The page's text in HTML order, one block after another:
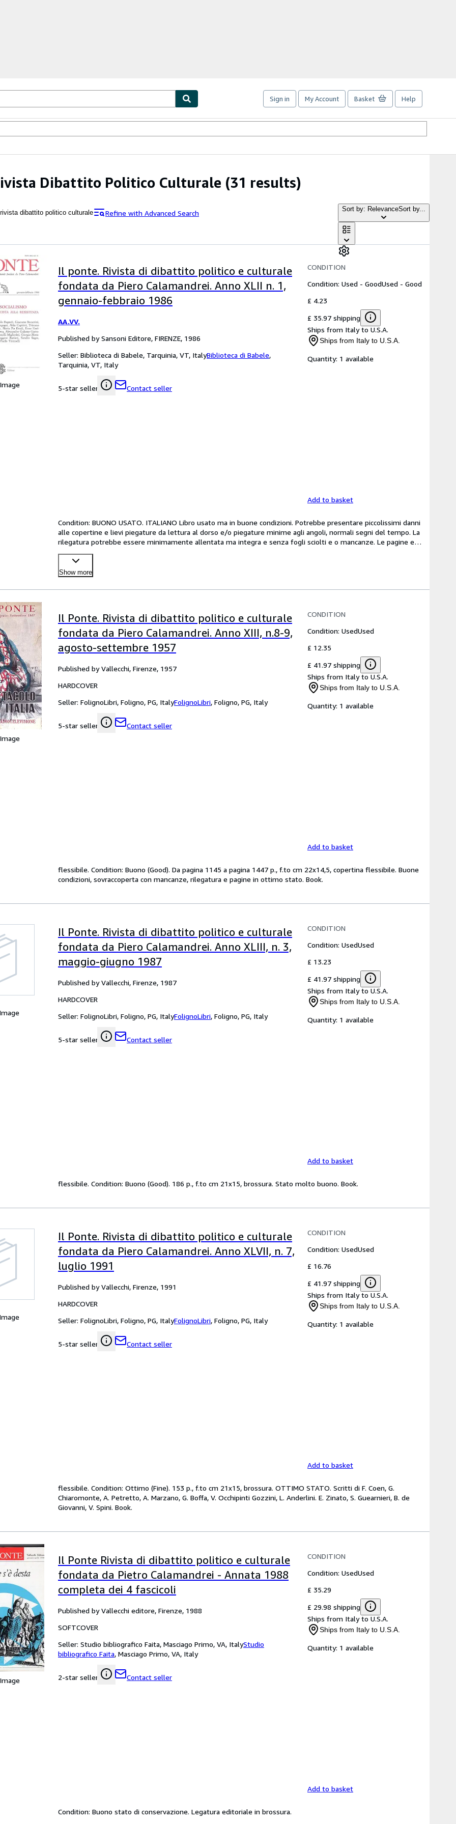
Sign in My Account Basket Help
Dibattito Politico Culturale (31 results)
dibattito politico culturale
Refine with Advanced Search
Sort by: RelevanceSort by...
Il ponte. Rivista di dibattito politico e culturale
fondata da Piero Calamandrei. Anno XLII n. 1,
gennaio-febbraio 1986
AA.VV.
Published by Sansoni Editore, FIRENZE, 1986
Seller: Biblioteca di Babele, Tarquinia, VT, ItalyBiblioteca di Babele,
Tarquinia, VT, Italy
5-star seller Contact seller
CONDITION
Condition: Used - GoodUsed - Good
£ 4.23
£ 35.97 shipping
Ships from Italy to U.S.A.
Ships from Italy to U.S.A.
Quantity: 1 available
Add to basket
Condition: BUONO USATO. ITALIANO Libro usato ma in buone condizioni. Potrebbe presentare piccolissimi danni
alle copertine e lievi piegature da lettura al dorso e/o piegature minime agli angoli, normali segni del tempo. La
rilegatura potrebbe essere minimamente allentata ma integra e senza fogli sciolti e o mancanze. Le pagine e…
Show more
Il Ponte. Rivista di dibattito politico e culturale
fondata da Piero Calamandrei. Anno XIII, n.8-9,
agosto-settembre 1957
Published by Vallecchi, Firenze, 1957
HARDCOVER
Seller: FolignoLibri, Foligno, PG, ItalyFolignoLibri, Foligno, PG, Italy
5-star seller Contact seller
CONDITION
Condition: UsedUsed
£ 12.35
£ 41.97 shipping
Ships from Italy to U.S.A.
Ships from Italy to U.S.A.
Quantity: 1 available
Add to basket
flessibile. Condition: Buono (Good). Da pagina 1145 a pagina 1447 p., f.to cm 22x14,5, copertina flessibile. Buone
condizioni, sovraccoperta con mancanze, rilegatura e pagine in ottimo stato. Book.
Il Ponte. Rivista di dibattito politico e culturale
fondata da Piero Calamandrei. Anno XLIII, n. 3,
maggio-giugno 1987
Published by Vallecchi, Firenze, 1987
HARDCOVER
Seller: FolignoLibri, Foligno, PG, ItalyFolignoLibri, Foligno, PG, Italy
5-star seller Contact seller
CONDITION
Condition: UsedUsed
£ 13.23
£ 41.97 shipping
Ships from Italy to U.S.A.
Ships from Italy to U.S.A.
Quantity: 1 available
Add to basket
flessibile. Condition: Buono (Good). 186 p., f.to cm 21x15, brossura. Stato molto buono. Book.
Il Ponte. Rivista di dibattito politico e culturale
fondata da Piero Calamandrei. Anno XLVII, n. 7,
luglio 1991
Published by Vallecchi, Firenze, 1991
HARDCOVER
Seller: FolignoLibri, Foligno, PG, ItalyFolignoLibri, Foligno, PG, Italy
5-star seller Contact seller
CONDITION
Condition: UsedUsed
£ 16.76
£ 41.97 shipping
Ships from Italy to U.S.A.
Ships from Italy to U.S.A.
Quantity: 1 available
Add to basket
flessibile. Condition: Ottimo (Fine). 153 p., f.to cm 21x15, brossura. OTTIMO STATO. Scritti di F. Coen, G.
Chiaromonte, A. Petretto, A. Marzano, G. Boffa, V. Occhipinti Gozzini, L. Anderlini. E. Zinato, S. Guearnieri, B. de
Giovanni, V. Spini. Book.
Il Ponte Rivista di dibattito politico e culturale
fondata da Pietro Calamandrei - Annata 1988
completa dei 4 fascicoli
Published by Vallecchi editore, Firenze, 1988
SOFTCOVER
Seller: Studio bibliografico Faita, Masciago Primo, VA, ItalyStudio
bibliografico Faita, Masciago Primo, VA, Italy
2-star seller Contact seller
CONDITION
Condition: UsedUsed
£ 35.29
£ 29.98 shipping
Ships from Italy to U.S.A.
Ships from Italy to U.S.A.
Quantity: 1 available
Add to basket
Condition: Buono stato di conservazione. Legatura editoriale in brossura.